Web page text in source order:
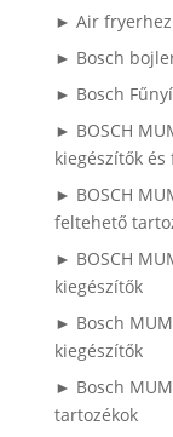
► Air
► Bosch
► Bosch
► BOSCH
kiegészítők
► BOSCH
feltehető
► BOSCH
kiegészítők
► Bosch
kiegészítők
► Bosch
tartozékok